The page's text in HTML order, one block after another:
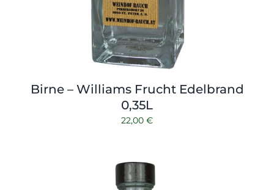
Birne – Williams Frucht Edelbrand
0,35L
22,00 €